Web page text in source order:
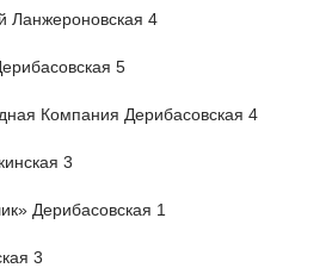
Ланжероновская 4
5
Компания Дерибасовская 4
3
Дерибасовская 1
3